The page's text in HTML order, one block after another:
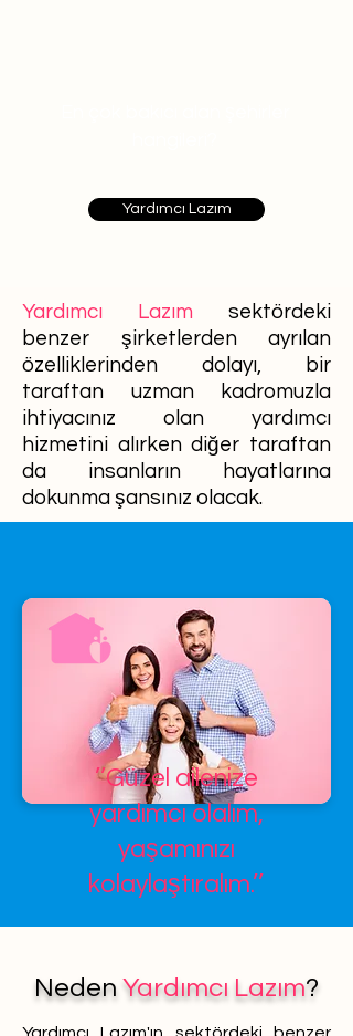
Yardımcı Lazım
Yardımcı Lazım sektördeki
benzer şirketlerden ayrılan
özelliklerinden dolayı, bir
taraftan uzman kadromuzla
ihtiyacınız olan yardımcı
hizmetini alırken diğer taraftan
da insanların hayatlarına
dokunma şansınız olacak.
’’Güzel ailenize
yardımcı olalım,
yaşamınızı
kolaylaştıralım.’’
Neden Yardımcı Lazım?